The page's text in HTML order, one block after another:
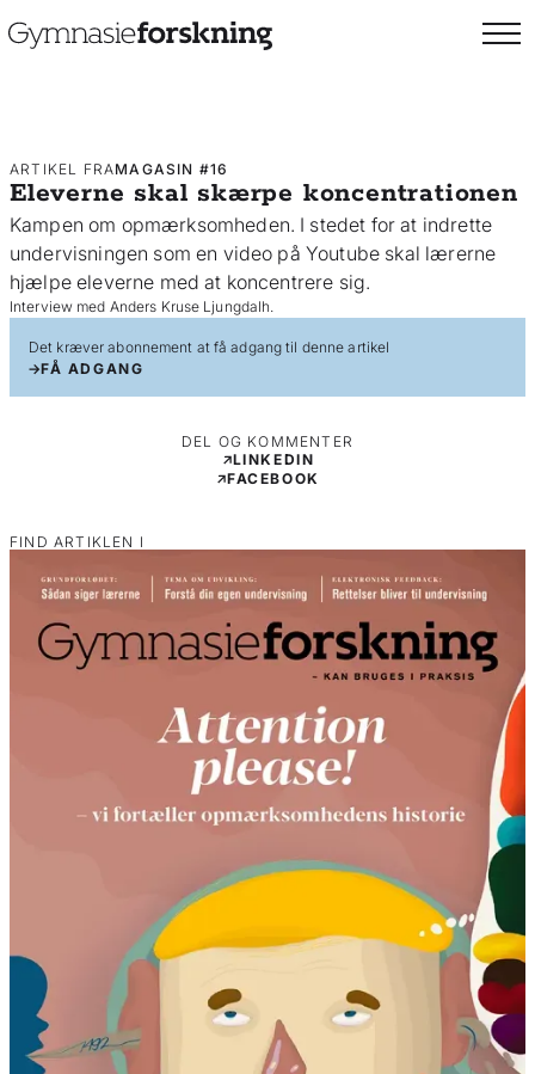
ARTIKEL FRAMAGASIN #16
Eleverne skal skærpe koncentrationen
Kampen om opmærksomheden. I stedet for at indrette
undervisningen som en video på Youtube skal lærerne
hjælpe eleverne med at koncentrere sig.
Interview med Anders Kruse Ljungdalh.
Det kræver abonnement at få adgang til denne artikel
FÅ ADGANG
DEL OG KOMMENTER
LINKEDIN
FACEBOOK
FIND ARTIKLEN I